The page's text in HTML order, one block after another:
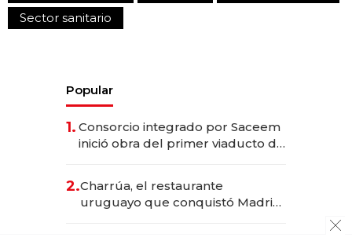
Sector sanitario
Popular
1. Consorcio integrado por Saceem
inició obra del primer viaducto de
millones
2.Charrúa, el restaurante
uruguayo que conquistó Madrid: